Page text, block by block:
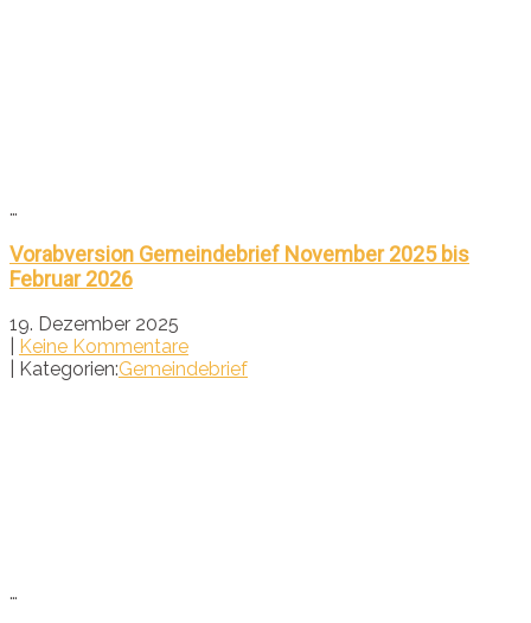
…
Vorabversion Gemeindebrief November 2025 bis
Februar 2026
19. Dezember 2025
Keine Kommentare
| Kategorien:Gemeindebrief
…